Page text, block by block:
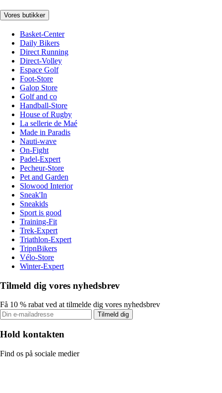
Vores butikker
Basket-Center
Daily Bikers
Direct Running
Direct-Volley
Espace Golf
Foot-Store
Galop Store
Golf and co
Handball-Store
House of Rugby
La sellerie de Maé
Made in Paradis
Nauti-wave
On-Fight
Padel-Expert
Pecheur-Store
Pet and Garden
Slowood Interior
Sneak'In
Sneakids
Sport is good
Training-Fit
Trek-Expert
Triathlon-Expert
TripnBikers
Vélo-Store
Winter-Expert
Tilmeld dig vores nyhedsbrev
Få 10 % rabat ved at tilmelde dig vores nyhedsbrev
Tilmeld dig
Hold kontakten
Find os på sociale medier